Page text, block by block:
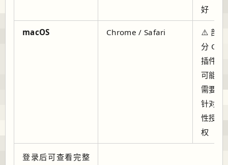
好
macOS Chrome / Safari
⚠️ 部
分 OA
插件
可能
需要
针对
性授
权
登录后可查看完整